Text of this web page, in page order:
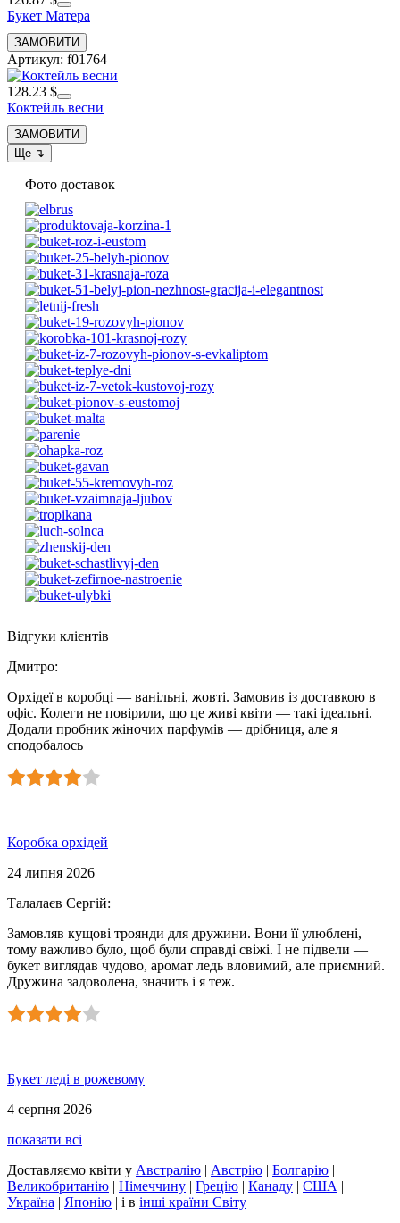
Букет Матера
Артикул: f01764
128.23 $
Коктейль весни
Фото доставок
Відгуки клієнтів
Дмитро:
Орхідеї в коробці — ванільні, жовті. Замовив із доставкою в
офіс. Колеги не повірили, що це живі квіти — такі ідеальні.
Додали пробник жіночих парфумів — дрібниця, але я
сподобалось
Коробка орхідей
24 липня 2026
Талалаєв Сергій:
Замовляв кущові троянди для дружини. Вони її улюблені,
тому важливо було, щоб були справді свіжі. І не підвели —
букет виглядав чудово, аромат ледь вловимий, але приємний.
Дружина задоволена, значить і я теж.
Букет леді в рожевому
4 серпня 2026
показати всі
Доставляємо квіти у Австралію | Австрію | Болгарію |
Великобританію | Німеччину | Грецію | Канаду | США |
Україна | Японію | і в інші країни Світу